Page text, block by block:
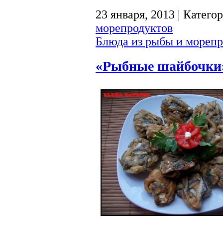
23 января, 2013 |
морепродуктов
Блюда из рыбы и
«Рыбные